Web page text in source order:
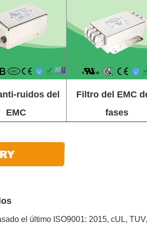
ruidos del
EMC
Filtro del EMC
fases
el último ISO9001: 2015, cUL,